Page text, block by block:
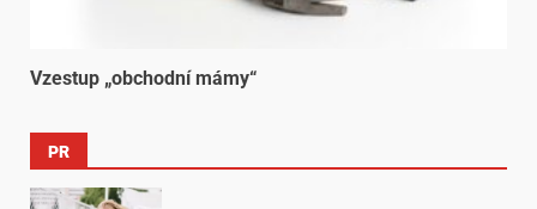
Vzestup „obchodní mámy“
PR